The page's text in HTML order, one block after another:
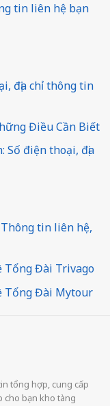
tin liên hệ bạn
địa chỉ thông tin
Điều Cần Biết
Số điện thoại, địa
tin liên hệ,
Tổng Đài Trivago
Tổng Đài Mytour
tổng hợp, cung cấp
cho bạn kho tàng